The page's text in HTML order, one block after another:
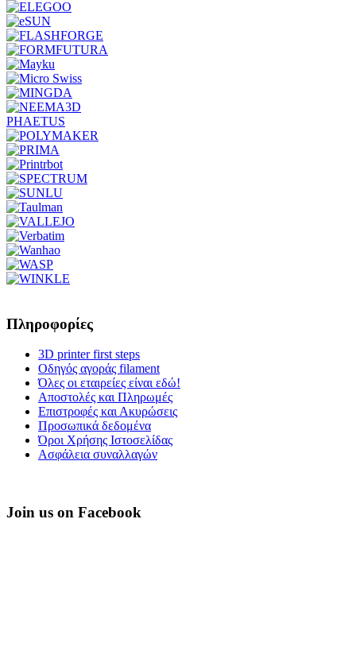
PHAETUS
Πληροφορίες
3D printer first steps
Οδηγός αγοράς filament
Όλες οι εταιρείες είναι εδώ!
Αποστολές και Πληρωμές
Επιστροφές και Ακυρώσεις
Προσωπικά δεδομένα
Όροι Χρήσης Ιστοσελίδας
Ασφάλεια συναλλαγών
Join us on Facebook